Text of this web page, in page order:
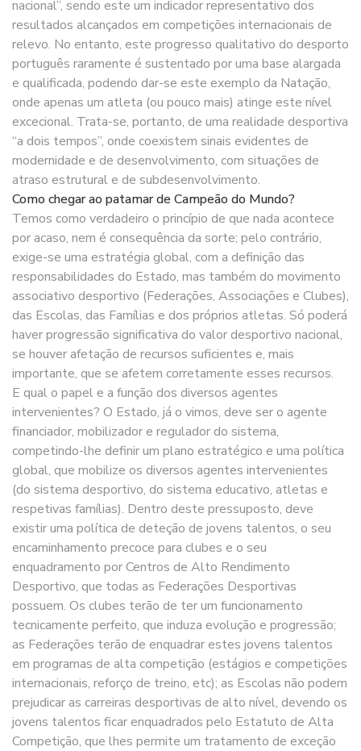
nacional”, sendo este um indicador representativo dos
resultados alcançados em competições internacionais de
relevo. No entanto, este progresso qualitativo do desporto
português raramente é sustentado por uma base alargada
e qualificada, podendo dar-se este exemplo da Natação,
onde apenas um atleta (ou pouco mais) atinge este nível
excecional. Trata-se, portanto, de uma realidade desportiva
“a dois tempos”, onde coexistem sinais evidentes de
modernidade e de desenvolvimento, com situações de
atraso estrutural e de subdesenvolvimento.
Como chegar ao patamar de Campeão do Mundo?
Temos como verdadeiro o princípio de que nada acontece
por acaso, nem é consequência da sorte; pelo contrário,
exige-se uma estratégia global, com a definição das
responsabilidades do Estado, mas também do movimento
associativo desportivo (Federações, Associações e Clubes),
das Escolas, das Famílias e dos próprios atletas. Só poderá
haver progressão significativa do valor desportivo nacional,
se houver afetação de recursos suficientes e, mais
importante, que se afetem corretamente esses recursos.
E qual o papel e a função dos diversos agentes
intervenientes? O Estado, já o vimos, deve ser o agente
financiador, mobilizador e regulador do sistema,
competindo-lhe definir um plano estratégico e uma política
global, que mobilize os diversos agentes intervenientes
(do sistema desportivo, do sistema educativo, atletas e
respetivas famílias). Dentro deste pressuposto, deve
existir uma política de deteção de jovens talentos, o seu
encaminhamento precoce para clubes e o seu
enquadramento por Centros de Alto Rendimento
Desportivo, que todas as Federações Desportivas
possuem. Os clubes terão de ter um funcionamento
tecnicamente perfeito, que induza evolução e progressão;
as Federações terão de enquadrar estes jovens talentos
em programas de alta competição (estágios e competições
internacionais, reforço de treino, etc); as Escolas não podem
prejudicar as carreiras desportivas de alto nível, devendo os
jovens talentos ficar enquadrados pelo Estatuto de Alta
Competição, que lhes permite um tratamento de exceção